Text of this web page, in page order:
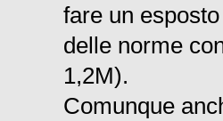
fare un
delle norme
1,2M).
Comunque